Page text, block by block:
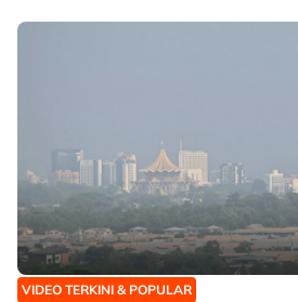
VIDEO TERKINI & POPULAR